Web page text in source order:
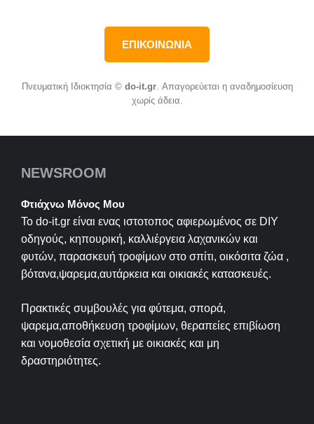
ΕΠΙΚΟΙΝΩΝΙΑ
Πνευματική Ιδιοκτησία © do-it.gr. Απαγορεύεται η αναδημοσίευση
χωρίς άδεια.
NEWSROOM
Φτιάχνω Μόνος Μου
Το do-it.gr είναι ενας ιστοτοπος αφιερωμένος σε DIY
οδηγούς, κηπουρική, καλλιέργεια λαχανικών και
φυτών, παρασκευή τροφίμων στο σπίτι, οικόσιτα ζώα ,
βότανα,ψαρεμα,αυτάρκεια και οικιακές κατασκευές.
Πρακτικές συμβουλές για φύτεμα, σπορά,
ψαρεμα,αποθήκευση τροφίμων, θεραπείες επιβίωση
και νομοθεσία σχετική με οικιακές και μη
δραστηριότητες.